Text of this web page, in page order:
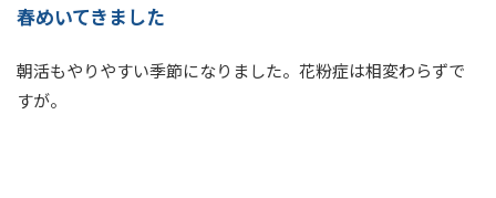
春めいてきました
朝活もやりやすい季節になりました。花粉症は相変わらずで
すが。